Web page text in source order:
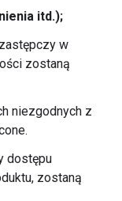
itd.);
w
zostaną
niezgodnych z
dostępu
zostaną